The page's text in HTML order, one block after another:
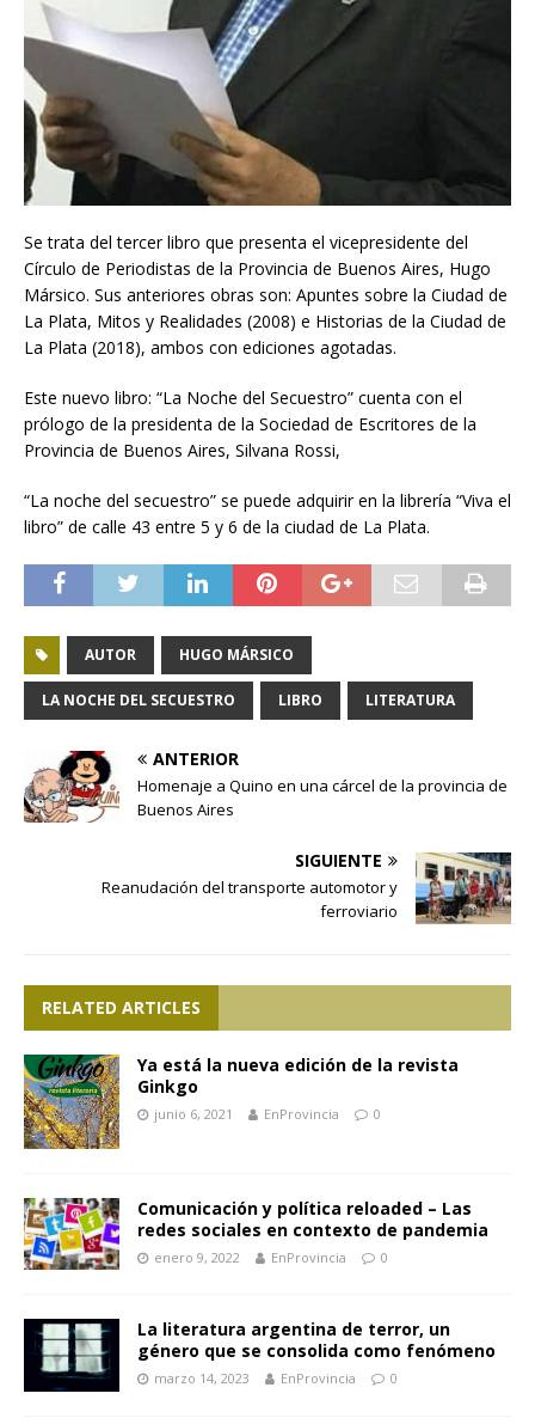
Se trata del tercer libro que presenta el vicepresidente del
Círculo de Periodistas de la Provincia de Buenos Aires, Hugo
Mársico. Sus anteriores obras son: Apuntes sobre la Ciudad de
La Plata, Mitos y Realidades (2008) e Historias de la Ciudad de
La Plata (2018), ambos con ediciones agotadas.
Este nuevo libro: “La Noche del Secuestro” cuenta con el
prólogo de la presidenta de la Sociedad de Escritores de la
Provincia de Buenos Aires, Silvana Rossi,
“La noche del secuestro” se puede adquirir en la librería “Viva el
libro” de calle 43 entre 5 y 6 de la ciudad de La Plata.
AUTOR HUGO MÁRSICO
LA NOCHE DEL SECUESTRO LIBRO LITERATURA
ANTERIOR
Homenaje a Quino en una cárcel de la provincia de
Buenos Aires
SIGUIENTE
Reanudación del transporte automotor y
ferroviario
RELATED ARTICLES
Ya está la nueva edición de la revista
Ginkgo
junio 6, 2021 EnProvincia 0
Comunicación y política reloaded – Las
redes sociales en contexto de pandemia
enero 9, 2022 EnProvincia 0
La literatura argentina de terror, un
género que se consolida como fenómeno
marzo 14, 2023 EnProvincia 0